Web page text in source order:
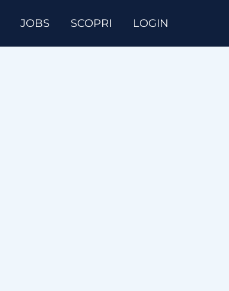
JOBS SCOPRI LOGIN